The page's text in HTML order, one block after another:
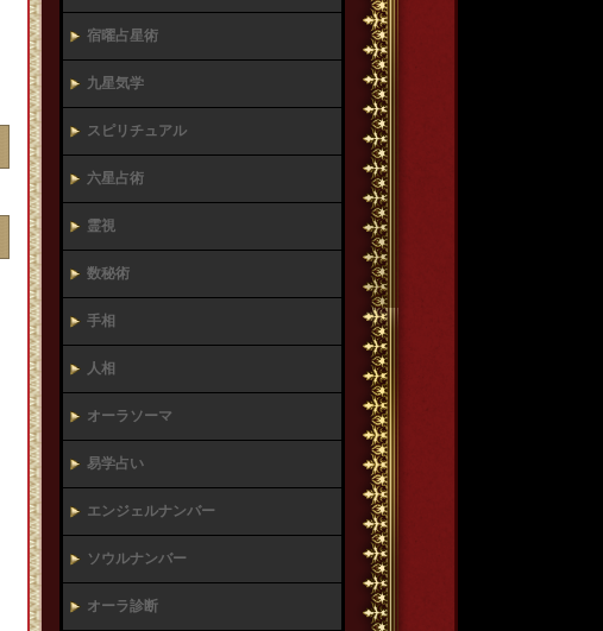
宿曜占星術
九星気学
スピリチュアル
六星占術
霊視
数秘術
手相
人相
オーラソーマ
易学占い
エンジェルナンバー
ソウルナンバー
オーラ診断